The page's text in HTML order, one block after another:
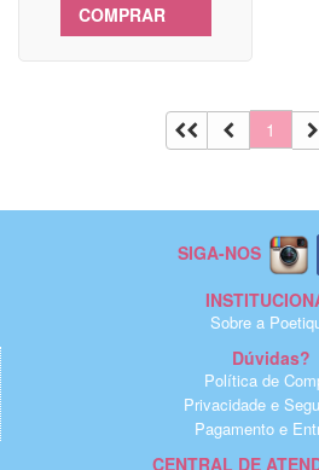
COMPRAR
1
SIGA-NOS
Sobre a
Dúvidas?
Política de
Privacidade e
Pagamento e
CENTRAL DE